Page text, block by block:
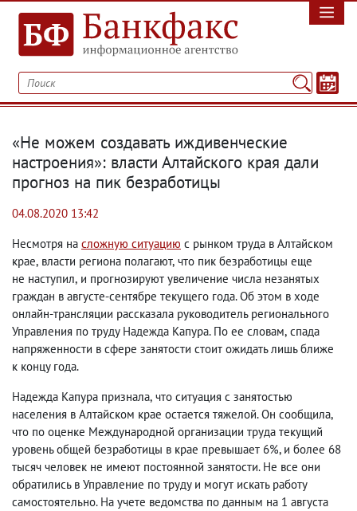
«Не можем создавать иждивенческие
настроения»: власти Алтайского края дали
прогноз на пик безработицы
04.08.2020 13:42
Несмотря на сложную ситуацию с рынком труда в Алтайском
крае, власти региона полагают, что пик безработицы еще
не наступил, и прогнозируют увеличение числа незанятых
граждан в августе-сентябре текущего года. Об этом в ходе
онлайн-трансляции рассказала руководитель регионального
Управления по труду Надежда Капура. По ее словам, спада
напряженности в сфере занятости стоит ожидать лишь ближе
к концу года.
Надежда Капура признала, что ситуация с занятостью
населения в Алтайском крае остается тяжелой. Он сообщила,
что по оценке Международной организации труда текущий
уровень общей безработицы в крае превышает 6%, и более 68
тысяч человек не имеют постоянной занятости. Не все они
обратились в Управление по труду и могут искать работу
самостоятельно. На учете ведомства по данным на 1 августа